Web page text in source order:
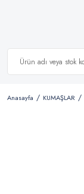
Anasayfa KUMAŞLAR